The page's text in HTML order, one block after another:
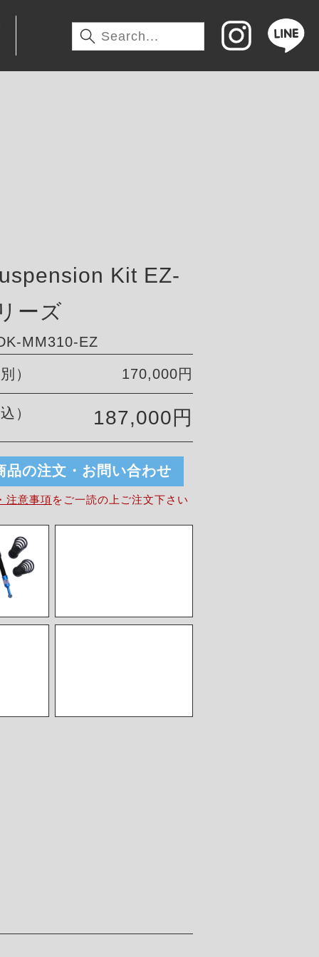
Kit EZ-
ーズ
MM310-EZ
） 170,000円
） 187,000円
品の注文・お問い合わせ
注意事項を ご一読の上ご注文下さい